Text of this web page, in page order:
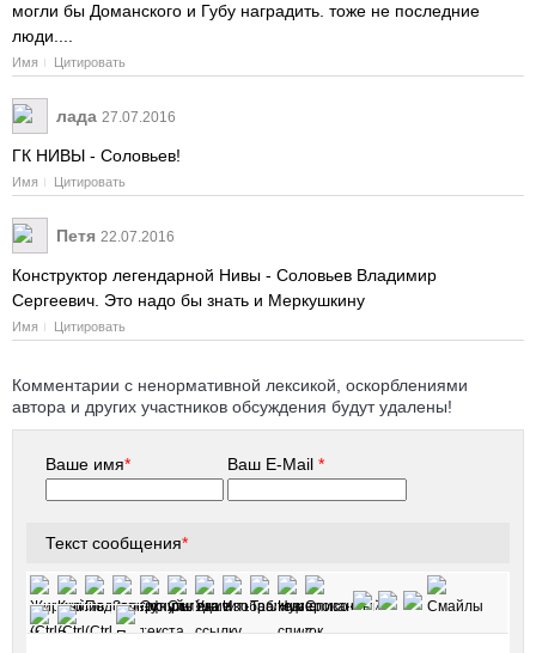
могли бы Доманского и Губу наградить. тоже не последние
люди....
Имя Цитировать
лада 27.07.2016
ГК НИВЫ - Соловьев!
Имя Цитировать
Петя 22.07.2016
Конструктор легендарной Нивы - Соловьев Владимир
Сергеевич. Это надо бы знать и Меркушкину
Имя Цитировать
Комментарии с ненормативной лексикой, оскорблениями
автора и других участников обсуждения будут удалены!
Ваше имя* Ваш E-Mail*
Текст сообщения*